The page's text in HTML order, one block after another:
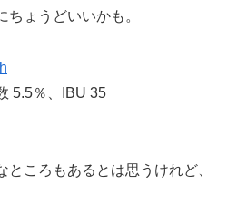
ょうどいいかも。
5.5％、IBU 35
ところもあるとは思うけれど、